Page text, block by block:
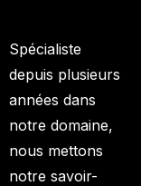
Spécialiste
depuis plusieurs
années dans
notre domaine,
nous mettons
notre savoir-